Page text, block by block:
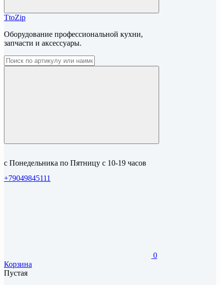
TtoZip
Оборудование профессиональной кухни,
запчасти и аксессуары.
с Понедельника по Пятницу с 10-19 часов
+79049845111
0
Корзина
Пустая